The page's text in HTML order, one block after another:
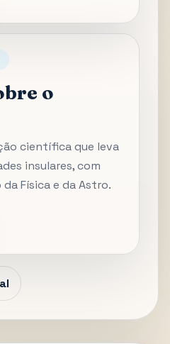
o
científica que leva
insulares, com
Física e da Astro.